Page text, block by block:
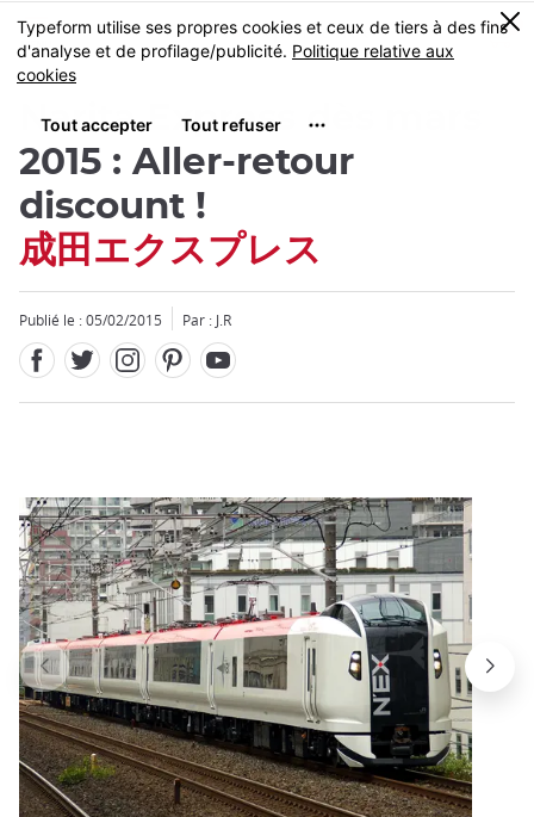
Skip
to
main
MENU
0
Narita Express dès mars
2015 : Aller-retour
discount !
成田エクスプレス
Publié le : 05/02/2015 Par : J.R
Fermer